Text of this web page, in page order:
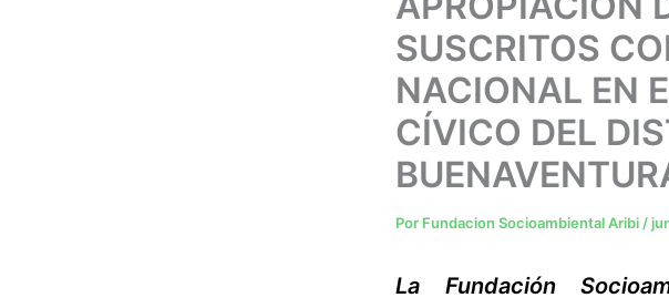
SUSCRITOS
NACIONAL EN
CÍVICO DEL
Por Fundacion Socioambiental Aribi /
La Fundación